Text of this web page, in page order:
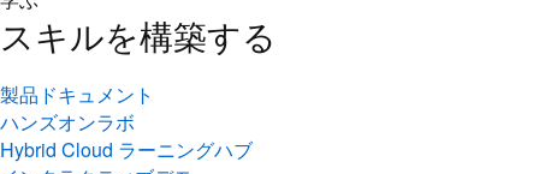
製品ドキュメント
ハンズオンラボ
Hybrid Cloud ラーニングハブ
インタラクティブデモ
トレーニング & 認定